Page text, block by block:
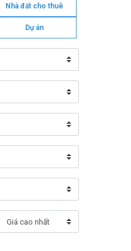
Nhà đất cho thuê
Dự án